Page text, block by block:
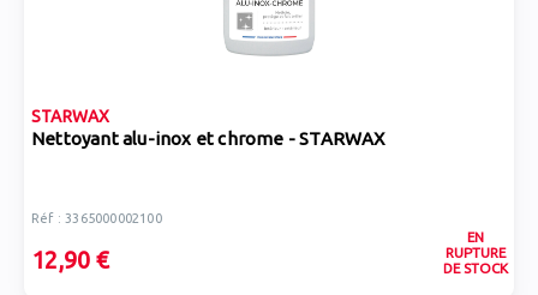
STARWAX
Nettoyant alu-inox et chrome - STARWAX
Réf : 3365000002100
12,90 €
EN
RUPTURE
DE STOCK